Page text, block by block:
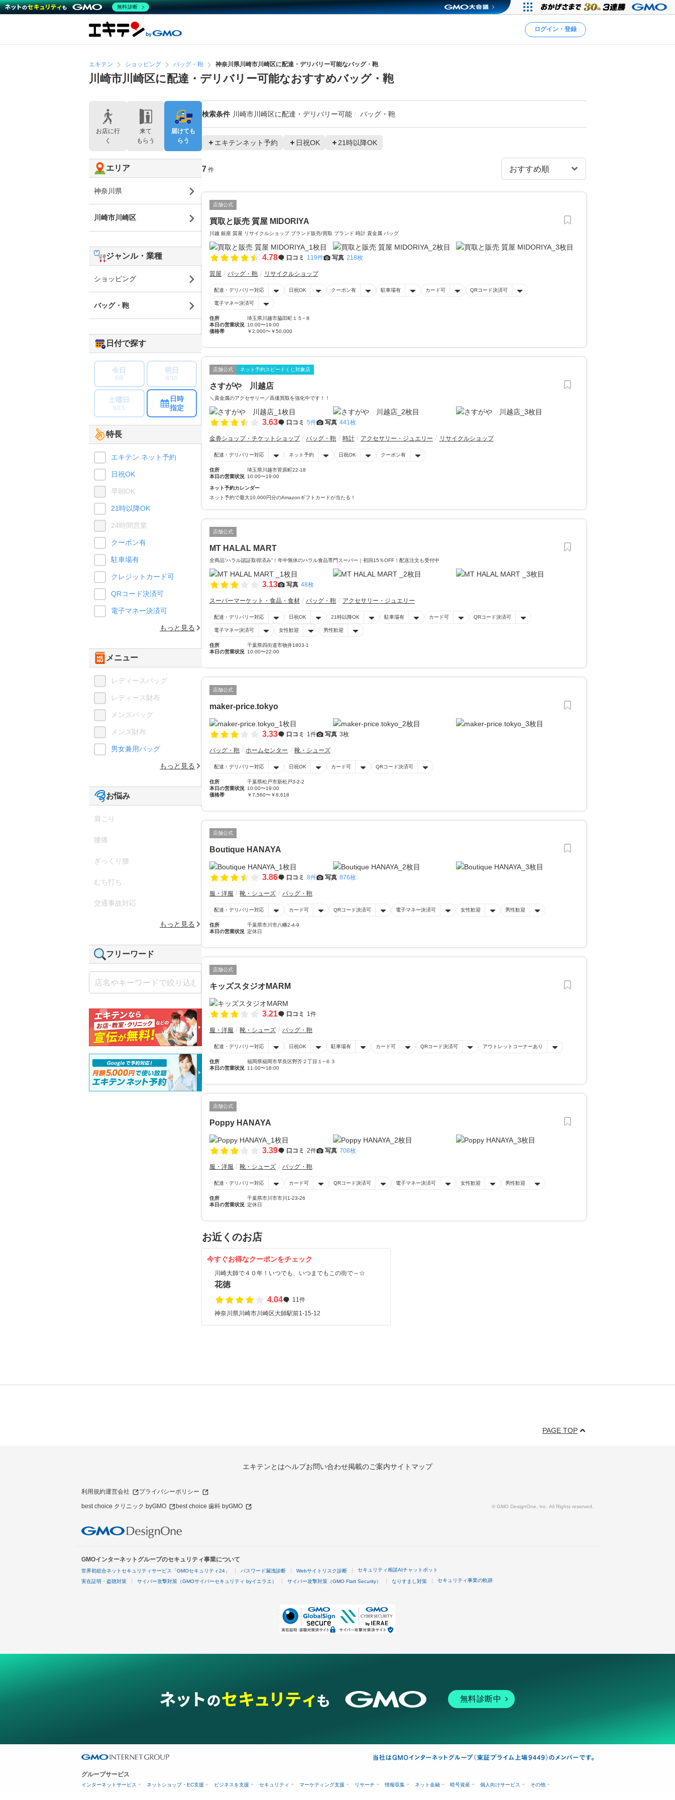
ログイン・登録
エキテン ショッピング バッグ・鞄 神奈川県川崎市川崎区に配達・デリバリー可能なバッグ・鞄
川崎市川崎区に配達・デリバリー可能なおすすめバッグ・鞄
検索条件 川崎市川崎区に配達・デリバリー可能 バッグ・鞄
エキテンネット予約 日祝OK 21時以降OK
7 件
店舗公式
買取と販売 質屋 MIDORIYA
川越 銀座 質屋 リサイクルショップ ブランド販売/買取 ブランド 時計 貴金属 バッグ
4.78 口コミ 119件 写真 218枚
質屋 バッグ・鞄 リサイクルショップ
配達・デリバリー対応 日祝OK クーポン有 駐車場有 カード可 QRコード決済可
電子マネー決済可
住所
埼玉県川越市脇田町１５−８
本日の営業状況 10:00〜19:00
価格帯
￥2,000〜￥50,000
店舗公式 ネット予約スピードくじ対象店
さすがや 川越店
＼貴金属のアクセサリー／高価買取を強化中です！！
3.63 口コミ 5件 写真 441枚
金券ショップ・チケットショップ バッグ・鞄 時計 アクセサリー・ジュエリー リサイクルショップ
配達・デリバリー対応 ネット予約 日祝OK クーポン有
住所
埼玉県川越市菅原町22-18
本日の営業状況 10:00〜19:00
ネット予約カレンダー
ネット予約で最大10,000円分のAmazonギフトカードが当たる！
店舗公式
MT HALAL MART
全商品“ハラル認証取得済み”！年中無休のハラル食品専門スーパー｜初回15％OFF！配送注文も受付中
3.13 写真 48枚
スーパーマーケット・食品・食材 バッグ・鞄 アクセサリー・ジュエリー
配達・デリバリー対応 日祝OK 21時以降OK 駐車場有 カード可 QRコード決済可
電子マネー決済可 女性歓迎 男性歓迎
住所
千葉県四街道市物井1803-1
本日の営業状況 10:00〜22:00
店舗公式
maker-price.tokyo
3.33 口コミ 1件 写真 3枚
バッグ・鞄 ホームセンター 靴・シューズ
配達・デリバリー対応 日祝OK カード可 QRコード決済可
住所
千葉県松戸市新松戸3-2-2
本日の営業状況 10:00〜19:00
価格帯
￥7,560〜￥8,618
店舗公式
Boutique HANAYA
3.86 口コミ 8件 写真 876枚
服・洋服 靴・シューズ バッグ・鞄
配達・デリバリー対応 カード可 QRコード決済可 電子マネー決済可 女性歓迎 男性歓迎
住所
千葉県市川市八幡2-4-9
本日の営業状況 定休日
店舗公式
キッズスタジオMARM
3.21 口コミ 1件
服・洋服 靴・シューズ バッグ・鞄
配達・デリバリー対応 日祝OK 駐車場有 カード可 QRコード決済可 アウトレットコーナーあり
住所
福岡県福岡市早良区野芥２丁目１−６３
本日の営業状況 11:00〜18:00
店舗公式
Poppy HANAYA
3.39 口コミ 2件 写真 708枚
服・洋服 靴・シューズ バッグ・鞄
配達・デリバリー対応 カード可 QRコード決済可 電子マネー決済可 女性歓迎 男性歓迎
住所
千葉県市川市市川1-23-26
本日の営業状況 定休日
お近くのお店
今すぐお得なクーポンをチェック
川崎大師で４０年！いつでも、いつまでもこの街で～☆
花徳
4.04
11件
神奈川県川崎市川崎区大師駅前1-15-12
お店に行
く
来て
もらう
届けても
らう
エリア
神奈川県
川崎市川崎区
ジャンル・業種
ショッピング
バッグ・鞄
日付で探す
今日
8/9
明日
8/10
土曜日
8/15
日時
指定
特長
エキテン ネット予約
日祝OK
早朝OK
21時以降OK
24時間営業
クーポン有
駐車場有
クレジットカード可
QRコード決済可
電子マネー決済可
もっと見る
メニュー
レディースバッグ
レディース財布
メンズバッグ
メンズ財布
男女兼用バッグ
もっと見る
お悩み
肩こり
腰痛
ぎっくり腰
むち打ち
交通事故対応
もっと見る
フリーワード
PAGE TOP
エキテンとはヘルプお問い合わせ掲載のご案内サイトマップ
利用規約運営会社 プライバシーポリシー
best choice クリニック byGMO best choice 歯科 byGMO © GMO DesignOne, Inc. All Rights reserved.
GMOインターネットグループのセキュリティ事業について
世界初総合ネットセキュリティサービス「GMOセキュリティ24」 パスワード漏洩診断 Webサイトリスク診断 セキュリティ相談AIチャットボット
実在証明・盗聴対策 サイバー攻撃対策（GMOサイバーセキュリティ byイエラエ） サイバー攻撃対策（GMO Flatt Security） なりすまし対策 セキュリティ事業の軌跡
無料診断中
グループサービス
インターネットサービス ネットショップ・EC支援 ビジネスを支援 セキュリティ マーケティング支援 リサーチ 情報収集 ネット金融 暗号資産 個人向けサービス その他
無料診断